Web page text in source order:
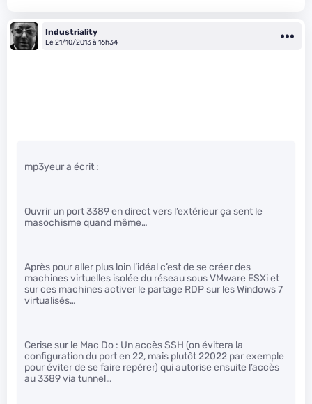
Industriality
Le 21/10/2013 à 16h34
mp3yeur a écrit :
Ouvrir un port 3389 en direct vers l’extérieur ça sent le
masochisme quand même…
Après pour aller plus loin l’idéal c’est de se créer des
machines virtuelles isolée du réseau sous VMware ESXi et
sur ces machines activer le partage RDP sur les Windows 7
virtualisés…
Cerise sur le Mac Do : Un accès SSH (on évitera la
configuration du port en 22, mais plutôt 22022 par exemple
pour éviter de se faire repérer) qui autorise ensuite l’accès
au 3389 via tunnel…